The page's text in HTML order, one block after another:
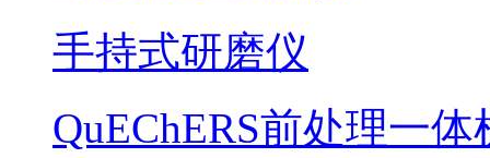
手持式研磨仪
QuEChERS前处理一体